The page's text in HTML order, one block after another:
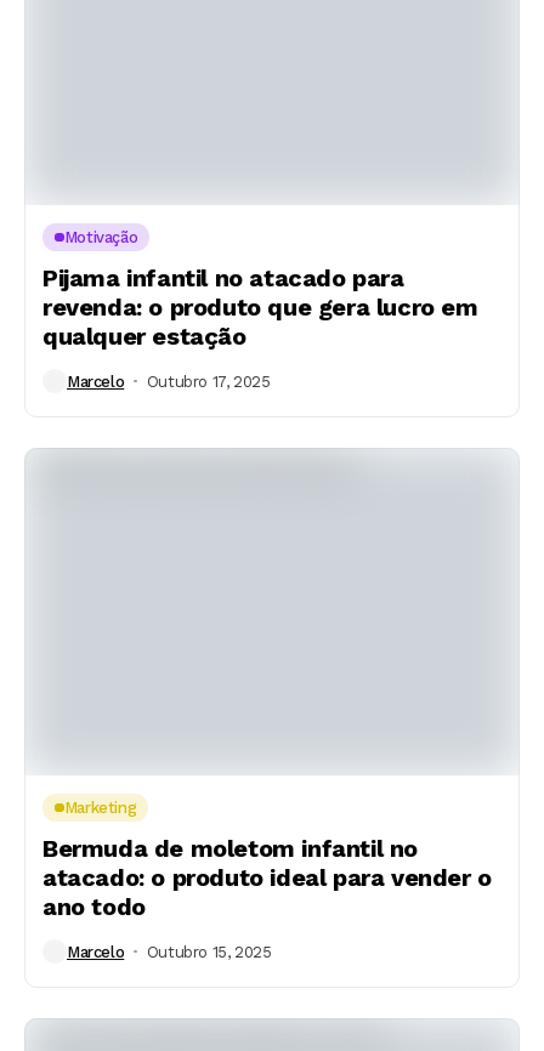
Motivação
Pijama infantil no atacado para
revenda: o produto que gera lucro em
qualquer estação
Marcelo Outubro 17, 2025
Marketing
Bermuda de moletom infantil no
atacado: o produto ideal para vender o
ano todo
Marcelo Outubro 15, 2025